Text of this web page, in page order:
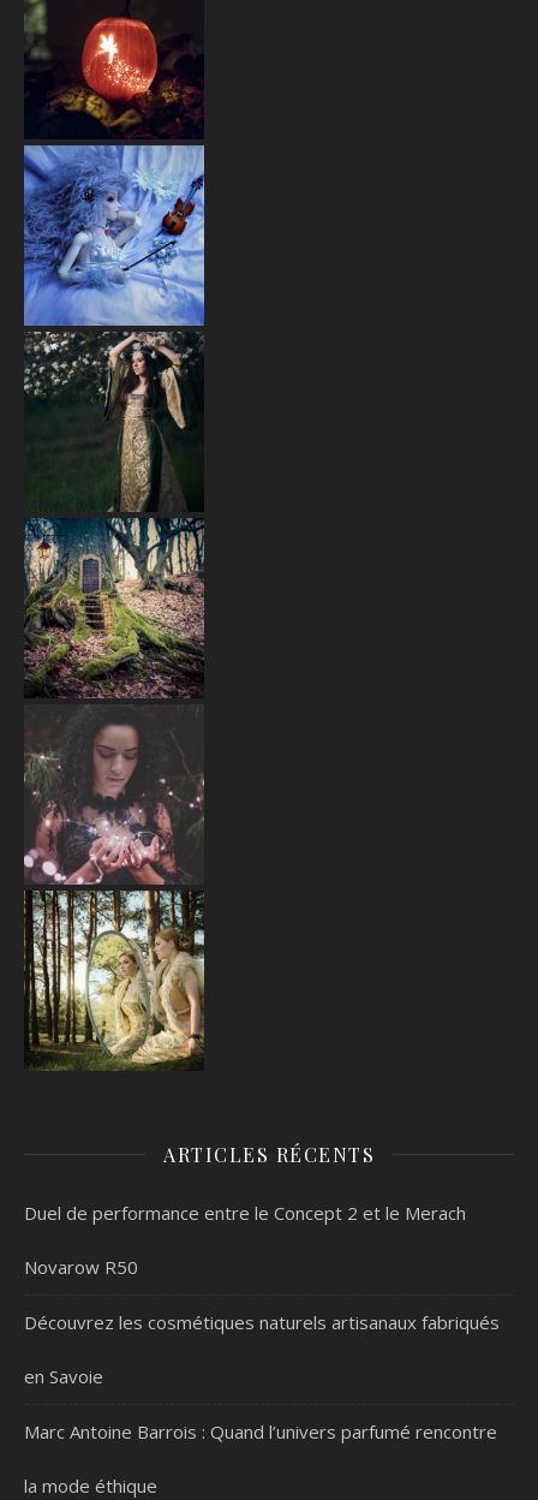
ARTICLES RÉCENTS
Duel de performance entre le Concept 2 et le Merach
Novarow R50
Découvrez les cosmétiques naturels artisanaux fabriqués
en Savoie
Marc Antoine Barrois : Quand l’univers parfumé rencontre
la mode éthique